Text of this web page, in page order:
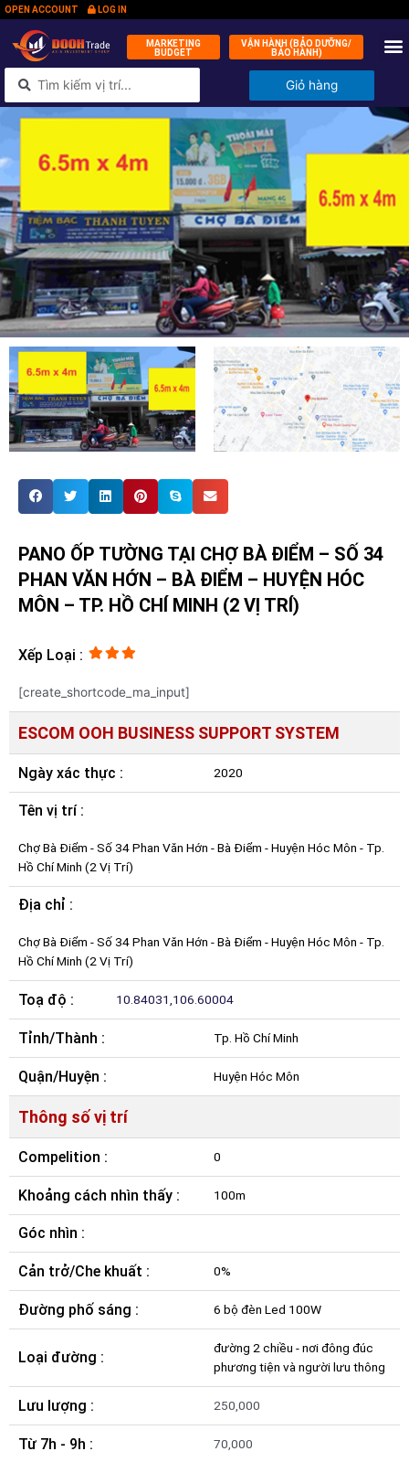
OPEN ACCOUNT LOG IN
MARKETING
BUDGET
VẬN HÀNH (BẢO DƯỠNG/
BẢO HÀNH)
Giỏ hàng
PANO ỐP TƯỜNG TẠI CHỢ BÀ ĐIỂM – SỐ 34
PHAN VĂN HỚN – BÀ ĐIỂM – HUYỆN HÓC
MÔN – TP. HỒ CHÍ MINH (2 VỊ TRÍ)
Xếp Loại :
[create_shortcode_ma_input]
ESCOM OOH BUSINESS SUPPORT SYSTEM
Ngày xác thực : 2020
Tên vị trí :
Chợ Bà Điểm - Số 34 Phan Văn Hớn - Bà Điểm - Huyện Hóc Môn - Tp.
Hồ Chí Minh (2 Vị Trí)
Địa chỉ :
Chợ Bà Điểm - Số 34 Phan Văn Hớn - Bà Điểm - Huyện Hóc Môn - Tp.
Hồ Chí Minh (2 Vị Trí)
Toạ độ : 10.84031,106.60004
Tỉnh/Thành : Tp. Hồ Chí Minh
Quận/Huyện : Huyện Hóc Môn
Thông số vị trí
Compelition : 0
Khoảng cách nhìn thấy : 100m
Góc nhìn :
Cản trở/Che khuất : 0%
Đường phố sáng : 6 bộ đèn Led 100W
Loại đường :
đường 2 chiều - nơi đông đúc
phương tiện và người lưu thông
Lưu lượng : 250,000
Từ 7h - 9h : 70,000